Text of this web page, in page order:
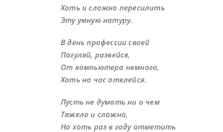
Хоть и сложно пересилить
Эту умную натуру.
В день профессии своей
Погуляй, развейся,
От компьютера немного,
Хоть на час отклейся.
Пусть не думать ни о чем
Тяжело и сложно,
Но хоть раз в году отметить